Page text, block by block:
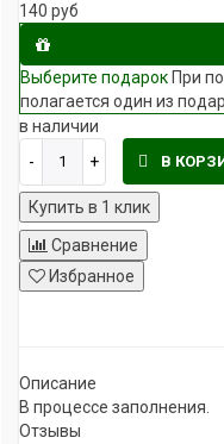
140 руб
Выберите подарок При
полагается один из
в наличии
В
Купить в 1 клик
Сравнение
Избранное
Описание
В процессе заполнения.
Отзывы